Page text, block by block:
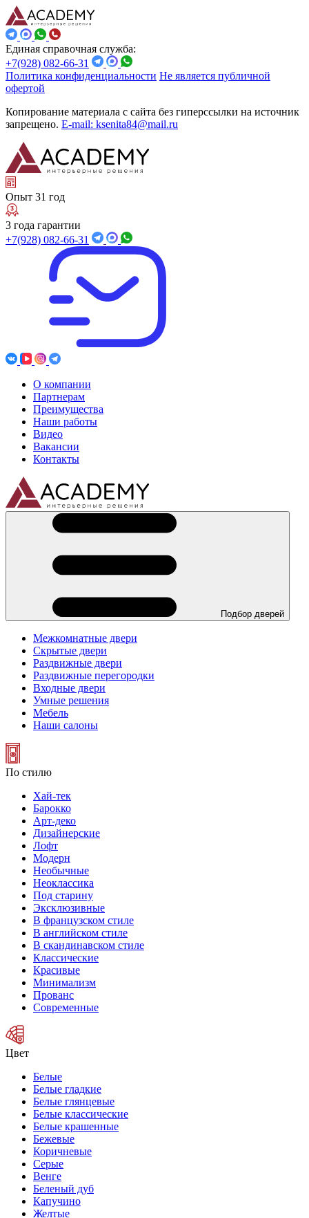
Единая справочная служба:
+7(928) 082-66-31
Политика конфиденциальности Не является публичной
офертой
Копирование материала с сайта без гиперссылки на источник
запрещено. E-mail: ksenita84@mail.ru
Опыт 31 год
3 года гарантии
+7(928) 082-66-31
О компании
Партнерам
Преимущества
Наши работы
Видео
Вакансии
Контакты
Подбор дверей
Межкомнатные двери
Скрытые двери
Раздвижные двери
Раздвижные перегородки
Входные двери
Умные решения
Мебель
Наши салоны
По стилю
Хай-тек
Барокко
Арт-деко
Дизайнерские
Лофт
Модерн
Необычные
Неоклассика
Под старину
Эксклюзивные
В французском стиле
В английском стиле
В скандинавском стиле
Классические
Красивые
Минимализм
Прованс
Современные
Цвет
Белые
Белые гладкие
Белые глянцевые
Белые классические
Белые крашенные
Бежевые
Коричневые
Серые
Венге
Беленый дуб
Капучино
Желтые